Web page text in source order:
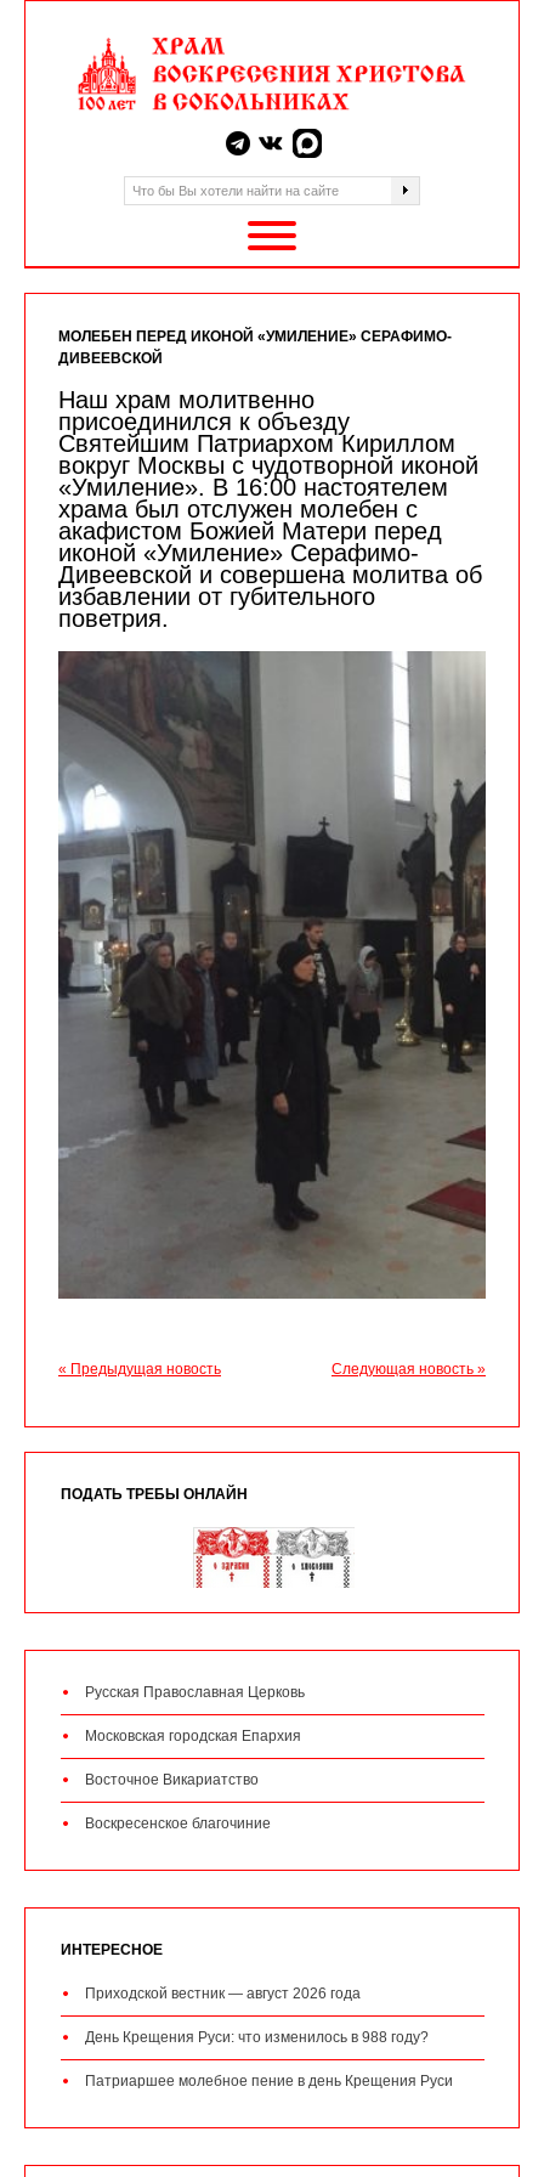
МОЛЕБЕН ПЕРЕД ИКОНОЙ «УМИЛЕНИЕ» СЕРАФИМО-
ДИВЕЕВСКОЙ
Наш храм молитвенно
присоединился к объезду
Святейшим Патриархом Кириллом
вокруг Москвы с чудотворной иконой
«Умиление». В 16:00 настоятелем
храма был отслужен молебен с
акафистом Божией Матери перед
иконой «Умиление» Серафимо-
Дивеевской и совершена молитва об
избавлении от губительного
поветрия.
« Предыдущая новость Следующая новость »
ПОДАТЬ ТРЕБЫ ОНЛАЙН
Русская Православная Церковь
Московская городская Епархия
Восточное Викариатство
Воскресенское благочиние
ИНТЕРЕСНОЕ
Приходской вестник — август 2026 года
День Крещения Руси: что изменилось в 988 году?
Патриаршее молебное пение в день Крещения Руси